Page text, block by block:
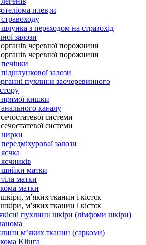
плеври
з переходом на стравохід
залози
черевної порожнини
черевної порожнини
залози
пухлини заочеревинного
прямої кишки
каналу
системи
системи
нирки
залози
шийки матки
матки
матки
м’яких тканин і кісток
м’яких тканин і кісток
пухлини шкіри (лімфоми шкіри)
м’яких тканин (саркоми)
Юінга